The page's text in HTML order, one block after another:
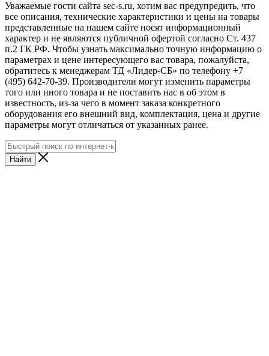
Уважаемые гости сайта sec-s.ru, хотим вас предупредить, что
все описания, технические характеристики и цены на товары
представленные на нашем сайте носят информационный
характер и не являются публичной офертой согласно Ст. 437
п.2 ГК РФ. Чтобы узнать максимально точную информацию о
параметрах и цене интересующего вас товара, пожалуйста,
обратитесь к менеджерам ТД «Лидер-СБ» по телефону +7
(495) 642-70-39. Производители могут изменить параметры
того или иного товара и не поставить нас в об этом в
известность, из-за чего в момент заказа конкретного
оборудования его внешний вид, комплектация, цена и другие
параметры могут отличаться от указанных ранее.
Найти